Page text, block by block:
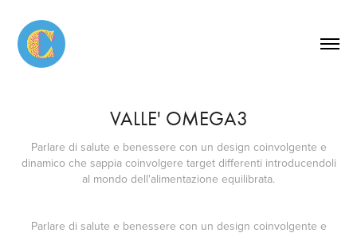
VALLE' OMEGA3
Parlare di salute e benessere con un design coinvolgente e
dinamico che sappia coinvolgere target differenti introducendoli
al mondo dell'alimentazione equilibrata.
Parlare di salute e benessere con un design coinvolgente e